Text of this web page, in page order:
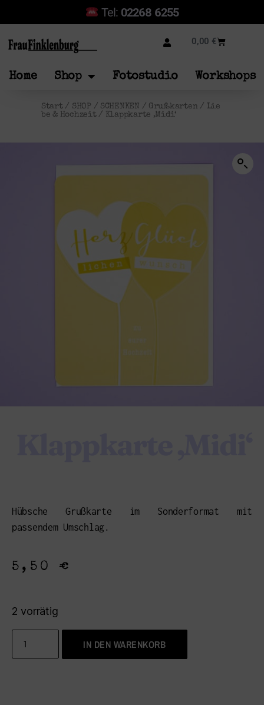
Tel: 02268 6255
0,00 €
Home Shop Fotostudio Workshops
Start/ SHOP / SCHENKEN / Grußkarten / Lie
be & Hochzeit/ Klappkarte ‚Midi‘
Hübsche Grußkarte im Sonderformat mit
passendem Umschlag.
5,50 €
2 vorrätig
IN DEN WARENKORB